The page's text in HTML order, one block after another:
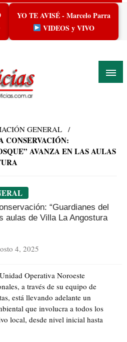
YO TE AVISÉ - Marcelo Parra
VIDEOS y VIVO
GENERAL
CONSERVACIÓN:
AVANZA EN LAS AULAS
“Guardianes del
aulas de Villa La Angostura
4, 2025
Operativa Noroeste
a través de su equipo de
está llevando adelante un
que involucra a todos los
local, desde nivel inicial hasta